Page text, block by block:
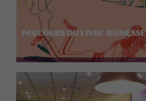
PARCOURS DU LIVRE JEUNESSE